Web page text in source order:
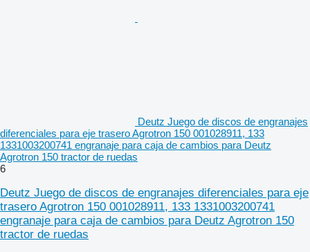
Deutz Juego de discos de engranajes
diferenciales para eje trasero Agrotron 150 001028911, 133
1331003200741 engranaje para caja de cambios para Deutz
Agrotron 150 tractor de ruedas
6
Deutz Juego de discos de engranajes diferenciales para eje
trasero Agrotron 150 001028911, 133 1331003200741
engranaje para caja de cambios para Deutz Agrotron 150
tractor de ruedas